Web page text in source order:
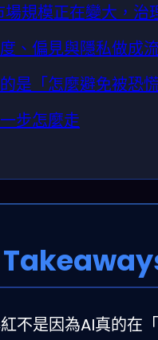
規模正在變大，治
、偏見與隱私做成
是「怎麼避免被恐慌
步怎麼走
不是因為AI真的在